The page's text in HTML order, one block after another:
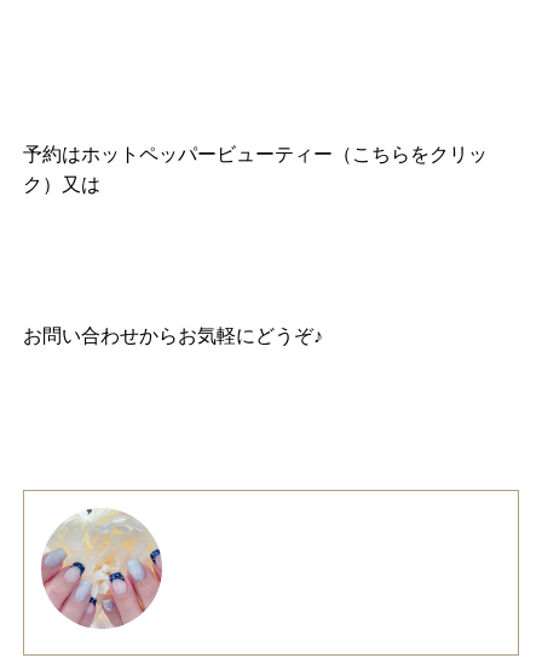
予約はホットペッパービューティー（こちらをクリッ
ク）
又は
お問い合わせからお気軽にどうぞ♪